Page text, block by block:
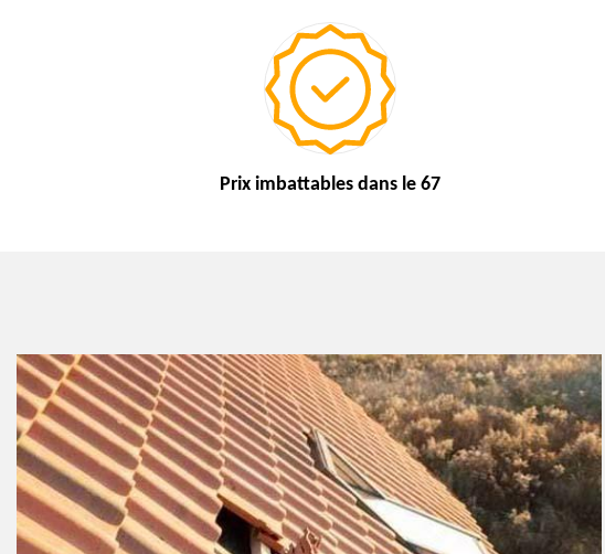
Prix imbattables dans le 67